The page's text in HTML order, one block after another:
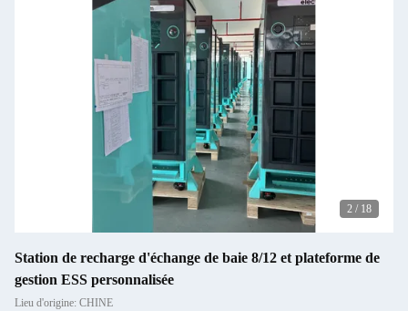
2 / 18
Station de recharge d'échange de baie 8/12 et plateforme de
gestion ESS personnalisée
Lieu d'origine: CHINE